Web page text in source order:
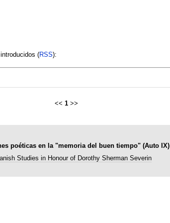
(RSS):
<< 1 >>
poéticas en la "memoria del buen tiempo" (Auto IX)
Studies in Honour of Dorothy Sherman Severin